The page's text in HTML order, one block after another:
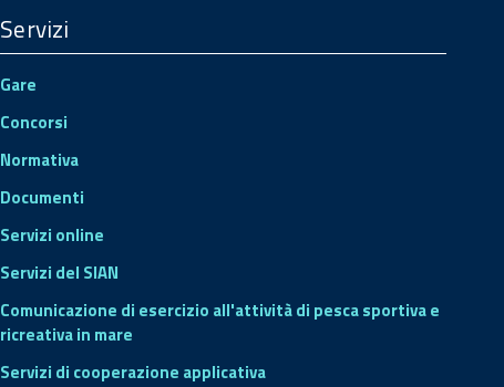
Servizi
Gare
Concorsi
Normativa
Documenti
Servizi online
Servizi del SIAN
Comunicazione di esercizio all'attività di pesca sportiva e
ricreativa in mare
Servizi di cooperazione applicativa